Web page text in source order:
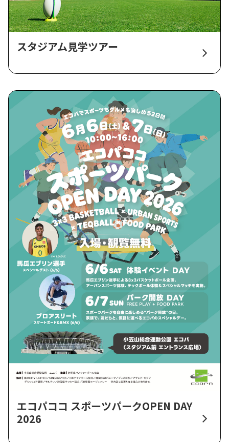
スタジアム見学ツアー
エコパココ スポーツパークOPEN DAY
2026